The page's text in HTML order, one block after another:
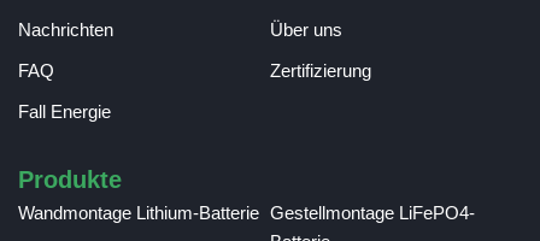
Nachrichten
Über uns
FAQ
Zertifizierung
Fall Energie
Produkte
Wandmontage Lithium-Batterie Gestellmontage LiFePO4-